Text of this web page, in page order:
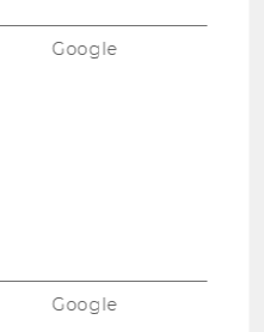
Google
Google